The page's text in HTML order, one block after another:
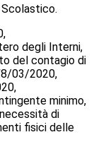
Scolastico.
degli Interni,
del contagio di
03/2020,
minimo,
di
fisici delle